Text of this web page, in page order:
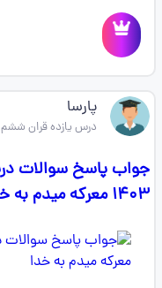
پارسا
درس یازده قران ششم
۱۴۰۳ معرکه میدم به خدا